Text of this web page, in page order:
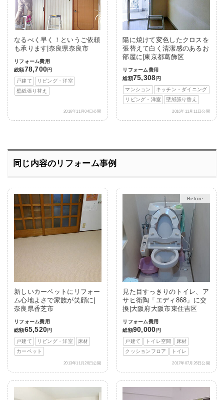
なるべく早く！というご依頼
も承ります|奈良県奈良市
リフォーム費用
総額78,700円
戸建て
リビング・洋室
壁紙張り替え
2016年11月04日公開
陽に焼けて変色したクロスを
張替えて白く清潔感のあるお
部屋に|東京都葛飾区
リフォーム費用
総額75,308 円
マンション
キッチン・ダイニング
リビング・洋室
壁紙張り替え
2016年11月11日公開
同じ内容のリフォーム事例
新しいカーペットにリフォー
ム心地よさで家族が笑顔に|
奈良県香芝市
リフォーム費用
総額65,520円
戸建て
リビング・洋室
床材
カーペット
2013年11月20日公開
After
見た目すっきりのトイレ、ア
サヒ衛陶「エディ868」に交
換|大阪府大阪市東住吉区
リフォーム費用
総額90,000 円
戸建て
トイレ空間
床材
クッションフロア
トイレ
2017年07月26日公開